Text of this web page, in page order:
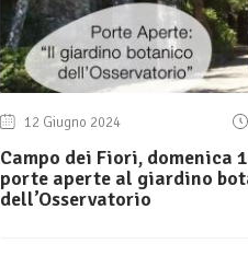
12 Giugno 2024
Campo dei Fiori, domenica
porte aperte al giardino
dell’Osservatorio